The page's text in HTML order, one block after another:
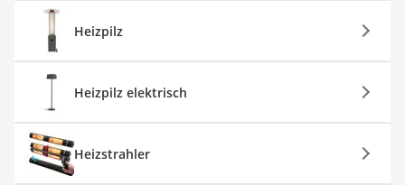
Heizpilz
Heizpilz elektrisch
Heizstrahler